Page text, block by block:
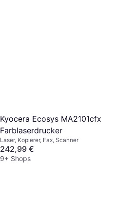
Kyocera Ecosys MA2101cfx
Farblaserdrucker
Laser, Kopierer, Fax, Scanner
242,99 €
9+ Shops